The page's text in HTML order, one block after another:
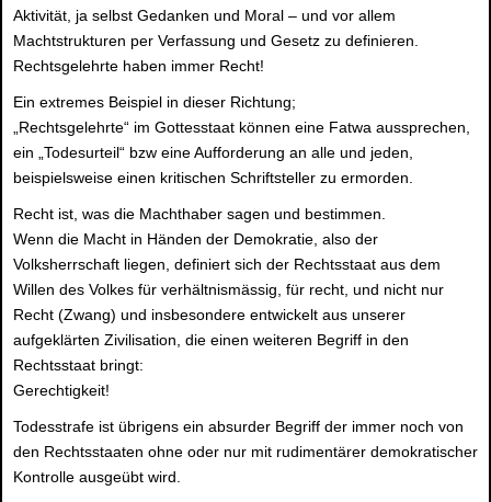
Aktivität, ja selbst Gedanken und Moral – und vor allem
Machtstrukturen per Verfassung und Gesetz zu definieren.
Rechtsgelehrte haben immer Recht!
Ein extremes Beispiel in dieser Richtung;
„Rechtsgelehrte“ im Gottesstaat können eine Fatwa aussprechen,
ein „Todesurteil“ bzw eine Aufforderung an alle und jeden,
beispielsweise einen kritischen Schriftsteller zu ermorden.
Recht ist, was die Machthaber sagen und bestimmen.
Wenn die Macht in Händen der Demokratie, also der
Volksherrschaft liegen, definiert sich der Rechtsstaat aus dem
Willen des Volkes für verhältnismässig, für recht, und nicht nur
Recht (Zwang) und insbesondere entwickelt aus unserer
aufgeklärten Zivilisation, die einen weiteren Begriff in den
Rechtsstaat bringt:
Gerechtigkeit!
Todesstrafe ist übrigens ein absurder Begriff der immer noch von
den Rechtsstaaten ohne oder nur mit rudimentärer demokratischer
Kontrolle ausgeübt wird.